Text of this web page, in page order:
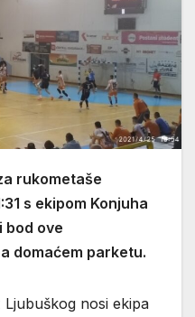
rukometaše
s ekipom Konjuha
bod ove
domaćem parketu.
nosi ekipa